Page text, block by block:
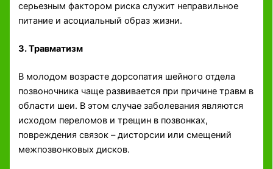
серьезным фактором риска служит неправильное
питание и асоциальный образ жизни.
3. Травматизм
В молодом возрасте дорсопатия шейного отдела
позвоночника чаще развивается при причине травм в
области шеи. В этом случае заболевания являются
исходом переломов и трещин в позвонках,
повреждения связок – дисторсии или смещений
межпозвонковых дисков.